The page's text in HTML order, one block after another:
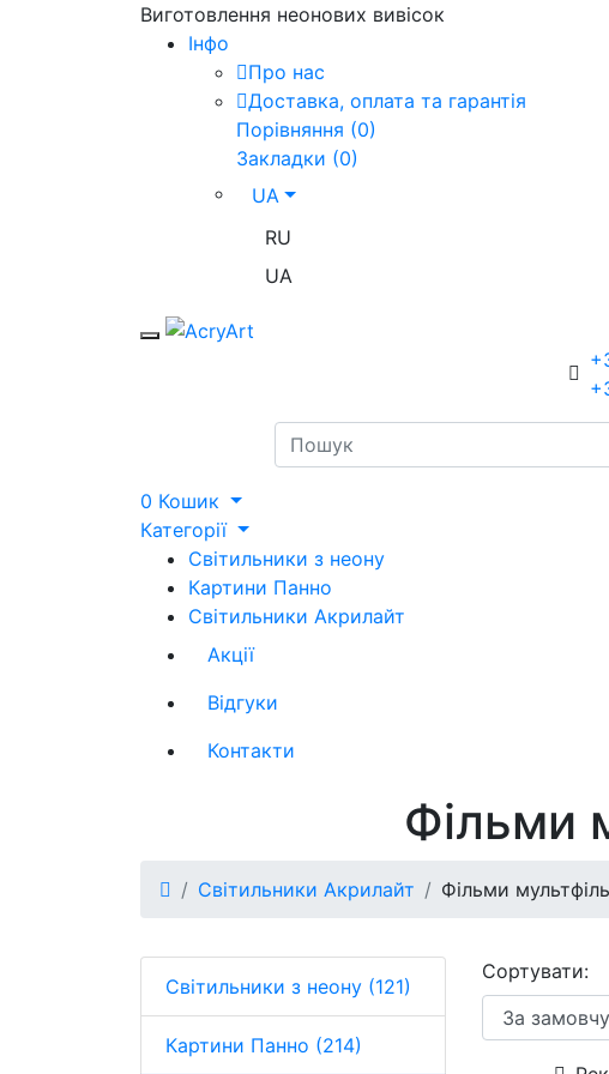
Виготовлення неонових вивісок
Iнфо
Про нас
Доставка, оплата та гарантія
Порівняння (0)
Закладки (0)
UA
RU
UA
Toggle mobile menu
Search
0 Кошик
Категорії
Світильники з неону
Картини Панно
Світильники Акрилайт
Акції
Відгуки
Контакти
Фільми
Світильники Акрилайт Фільми
Світильники з неону (121)
Картини Панно (214)
Сортувати: